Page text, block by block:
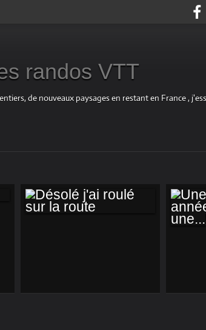
randos VTT
de nouveaux paysages en restant en France ,